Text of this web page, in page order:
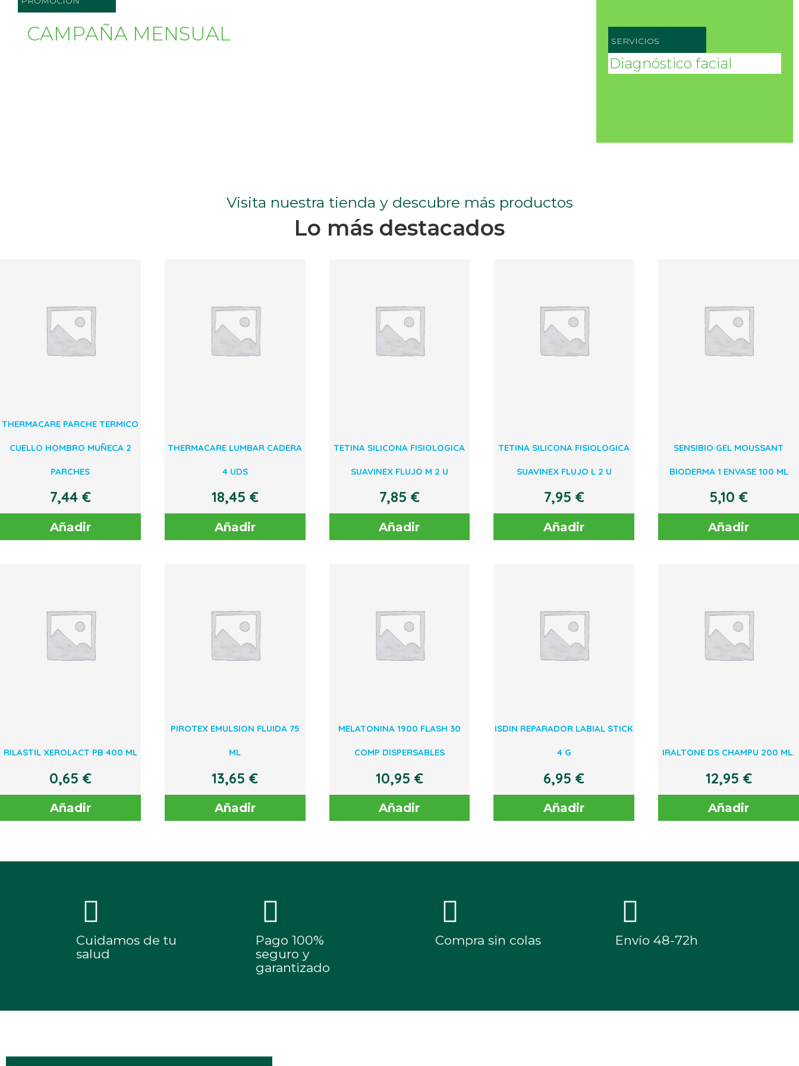
CAMPAÑA MENSUAL SERVICIOS
Diagnóstico facial
Visita nuestra tienda y descubre más productos
Lo más destacados
THERMACARE PARCHE TERMICO
CUELLO HOMBRO MUÑECA 2
PARCHES
7,44 €
Añadir
THERMACARE LUMBAR CADERA
4 UDS
18,45 €
Añadir
TETINA SILICONA FISIOLOGICA
SUAVINEX FLUJO M 2 U
7,85 €
Añadir
TETINA SILICONA FISIOLOGICA
SUAVINEX FLUJO L 2 U
7,95 €
Añadir
SENSIBIO GEL MOUSSANT
BIODERMA 1 ENVASE 100 ML
5,10€
Añadir
RILASTIL XEROLACT PB 400 ML
0,65 €
Añadir
PIROTEX EMULSION FLUIDA 75
ML
13,65€
Añadir
MELATONINA 1900 FLASH 30
COMP DISPERSABLES
10,95 €
Añadir
ISDIN REPARADOR LABIAL STICK
4 G
6,95€
Añadir
IRALTONE DS CHAMPU 200 ML.
12,95 €
Añadir
Cuidamos de tu
salud
Pago 100%
seguro y
garantizado
Compra sin colas Envío 48-72h